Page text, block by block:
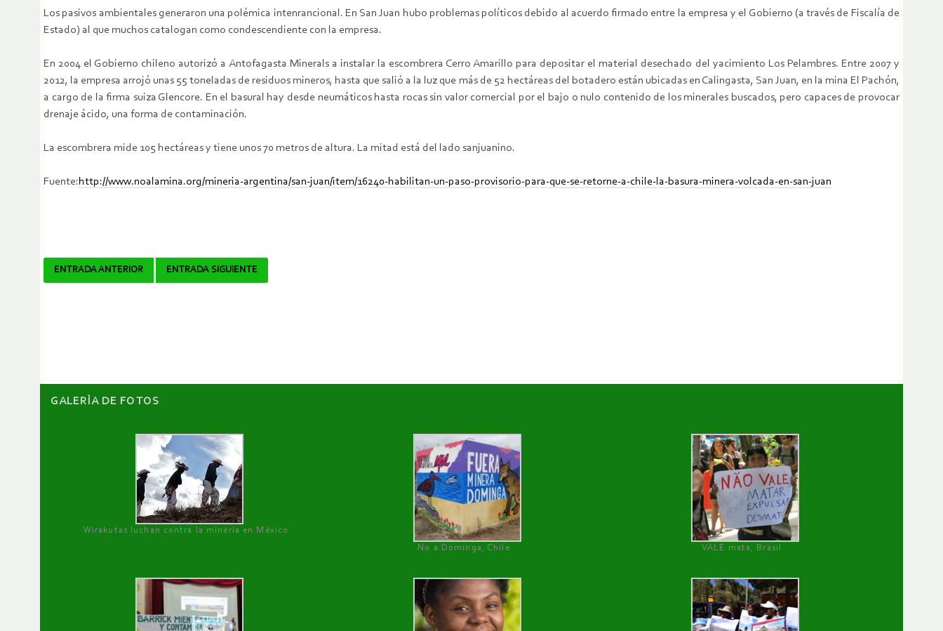
Los pasivos ambientales generaron una polémica intenrancional. En San Juan hubo problemas políticos debido al acuerdo firmado entre la empresa y el Gobierno (a través de Fiscalía de
Estado) al que muchos catalogan como condescendiente con la empresa.
En 2004 el Gobierno chileno autorizó a Antofagasta Minerals a instalar la escombrera Cerro Amarillo para depositar el material desechado del yacimiento Los Pelambres. Entre 2007 y
2012, la empresa arrojó unas 55 toneladas de residuos mineros, hasta que salió a la luz que más de 52 hectáreas del botadero están ubicadas en Calingasta, San Juan, en la mina El Pachón,
a cargo de la firma suiza Glencore. En el basural hay desde neumáticos hasta rocas sin valor comercial por el bajo o nulo contenido de los minerales buscados, pero capaces de provocar
drenaje ácido, una forma de contaminación.
La escombrera mide 105 hectáreas y tiene unos 70 metros de altura. La mitad está del lado sanjuanino.
Fuente:http://www.noalamina.org/mineria-argentina/san-juan/item/16240-habilitan-un-paso-provisorio-para-que-se-retorne-a-chile-la-basura-minera-volcada-en-san-juan
Navegador
ENTRADA ANTERIOR ENTRADA SIGUIENTE
GALERÌA DE FOTOS
Wirakutas luchan contra la minería en México
No a Dominga, Chile
VALE mata, Brasil